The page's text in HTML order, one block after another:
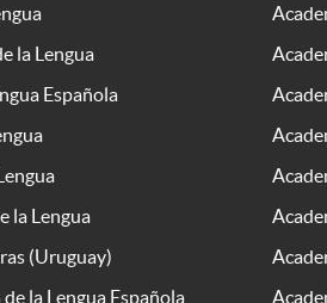
la Lengua
Española
la Lengua
(Uruguay)
la Lengua Española